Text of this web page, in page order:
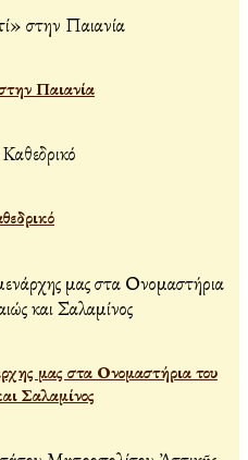
Παιανία
μας στα Ονομαστήρια του
Σαλαμίνος